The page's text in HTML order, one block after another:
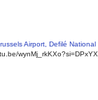
Airport, Defilé